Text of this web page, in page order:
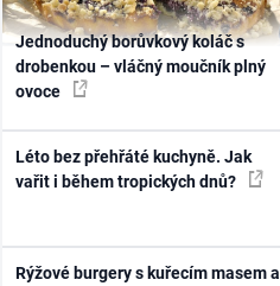
Jednoduchý borůvkový koláč s
drobenkou – vláčný moučník plný
ovoce
Léto bez přehřáté kuchyně. Jak
vařit i během tropických dnů?
Rýžové burgery s kuřecím masem a